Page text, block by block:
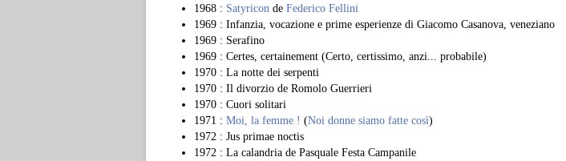
1968 : Satyricon de Federico Fellini
1969 : Infanzia, vocazione e prime esperienze di Giacomo Casanova, veneziano
1969 : Serafino
1969 : Certes, certainement (Certo, certissimo, anzi... probabile)
1970 : La notte dei serpenti
1970 : Il divorzio de Romolo Guerrieri
1970 : Cuori solitari
1971 : Moi, la femme ! (Noi donne siamo fatte così)
1972 : Jus primae noctis
1972 : La calandria de Pasquale Festa Campanile